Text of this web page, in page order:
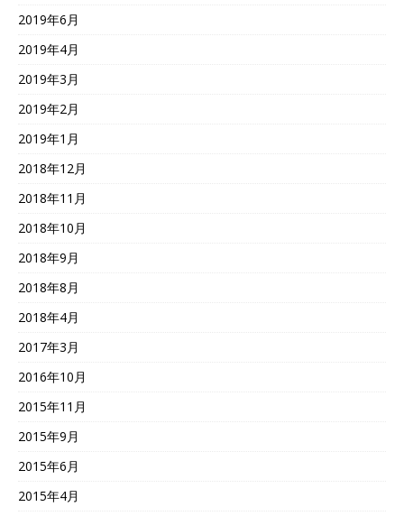
2019年6月
2019年4月
2019年3月
2019年2月
2019年1月
2018年12月
2018年11月
2018年10月
2018年9月
2018年8月
2018年4月
2017年3月
2016年10月
2015年11月
2015年9月
2015年6月
2015年4月